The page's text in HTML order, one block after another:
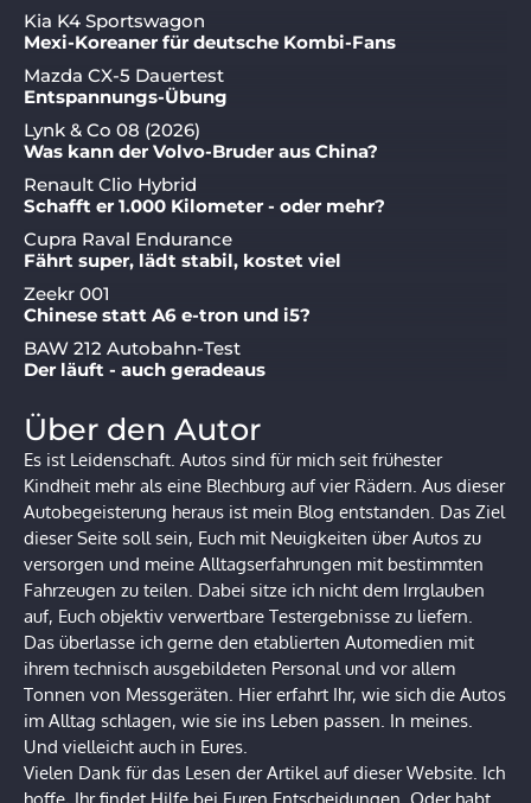
Kia K4 Sportswagon
Mexi-Koreaner für deutsche Kombi-Fans
Mazda CX-5 Dauertest
Entspannungs-Übung
Lynk & Co 08 (2026)
Was kann der Volvo-Bruder aus China?
Renault Clio Hybrid
Schafft er 1.000 Kilometer - oder mehr?
Cupra Raval Endurance
Fährt super, lädt stabil, kostet viel
Zeekr 001
Chinese statt A6 e-tron und i5?
BAW 212 Autobahn-Test
Der läuft - auch geradeaus
Über den Autor
Es ist Leidenschaft. Autos sind für mich seit frühester
Kindheit mehr als eine Blechburg auf vier Rädern. Aus dieser
Autobegeisterung heraus ist mein Blog entstanden. Das Ziel
dieser Seite soll sein, Euch mit Neuigkeiten über Autos zu
versorgen und meine Alltagserfahrungen mit bestimmten
Fahrzeugen zu teilen. Dabei sitze ich nicht dem Irrglauben
auf, Euch objektiv verwertbare Testergebnisse zu liefern.
Das überlasse ich gerne den etablierten Automedien mit
ihrem technisch ausgebildeten Personal und vor allem
Tonnen von Messgeräten. Hier erfahrt Ihr, wie sich die Autos
im Alltag schlagen, wie sie ins Leben passen. In meines.
Und vielleicht auch in Eures.
Vielen Dank für das Lesen der Artikel auf dieser Website. Ich